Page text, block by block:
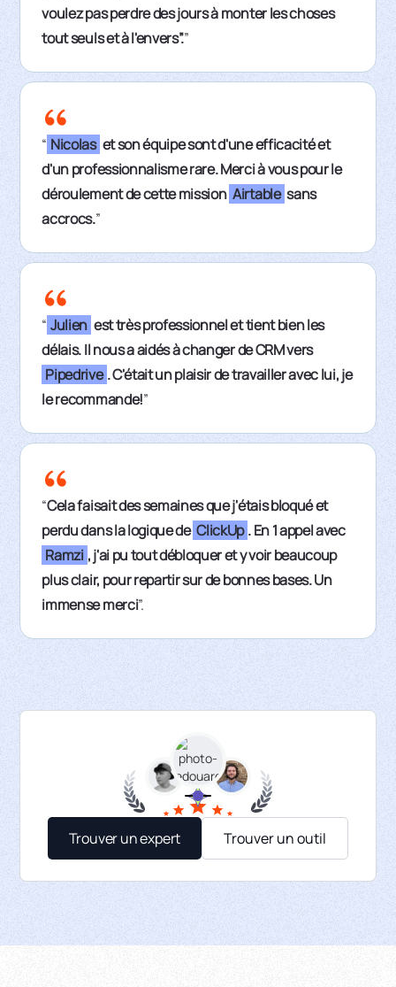
voulez pas perdre des jours à monter les choses
tout seuls et à l'envers”.”
“ Nicolas et son équipe sont d'une efficacité et
d'un professionnalisme rare. Merci à vous pour le
déroulement de cette mission Airtable sans
accrocs.”
“ Julien est très professionnel et tient bien les
délais. Il nous a aidés à changer de CRM vers
Pipedrive . C'était un plaisir de travailler avec lui, je
le recommande!”
“Cela faisait des semaines que j'étais bloqué et
perdu dans la logique de ClickUp . En 1 appel avec
Ramzi , j'ai pu tout débloquer et y voir beaucoup
plus clair, pour repartir sur de bonnes bases. Un
immense merci”.
Trouver un expert Trouver un outil